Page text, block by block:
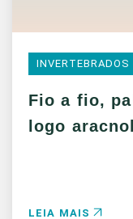
INVERTEBRADOS
Fio a fio,
logo
LEIA MAIS